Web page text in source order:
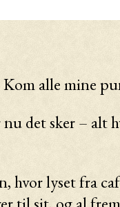
alle mine
det sker – alt
hvor lyset fra